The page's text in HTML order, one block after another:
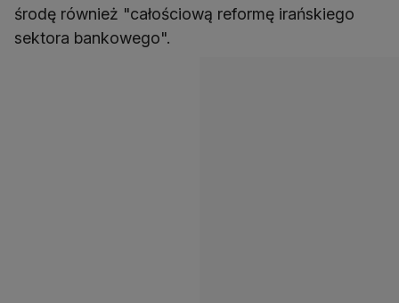
środę również "całościową reformę irańskiego
sektora bankowego".